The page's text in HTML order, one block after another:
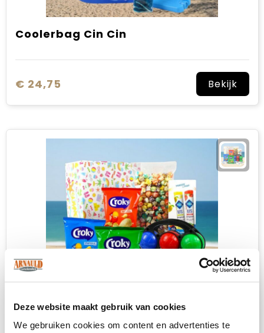
Deze website maakt gebruik van cookies
We gebruiken cookies om content en advertenties te
Coolerbag Cin Cin
€ 24,75 Bekijk
Jeu de Boules Plezier